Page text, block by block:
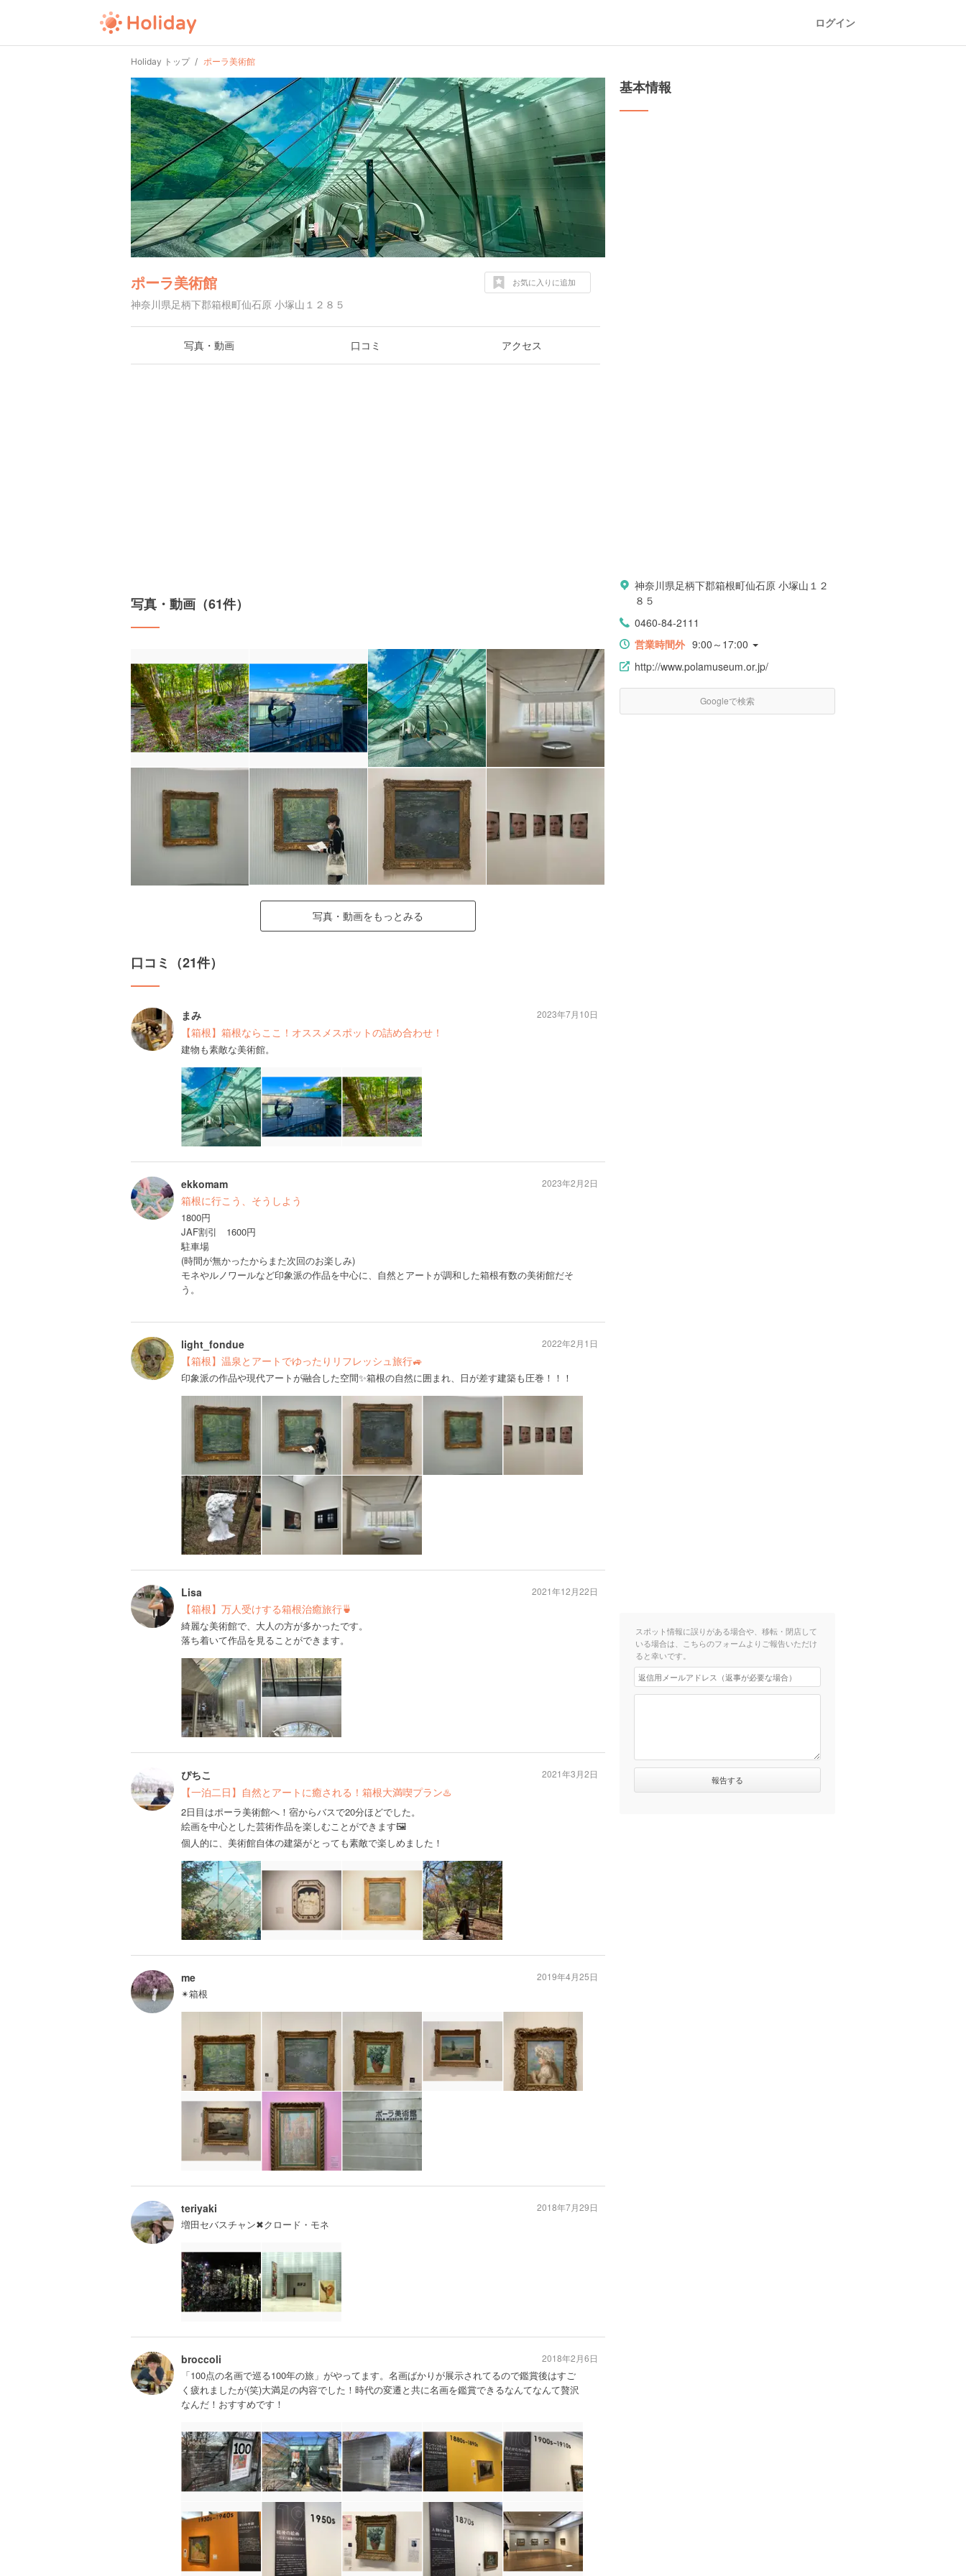
ログイン
Holiday トップ ポーラ美術館
ポーラ美術館
神奈川県足柄下郡箱根町仙石原 小塚山１２８５
お気に入りに追加
写真・動画 口コミ アクセス
写真・動画（61件）
写真・動画をもっとみる
口コミ（21件）
まみ
【箱根】箱根ならここ！オススメスポットの詰め合わせ！
建物も素敵な美術館。
2023年7月10日
ekkomam
箱根に行こう、そうしよう
1800円
JAF割引 1600円
駐車場
(時間が無かったからまた次回のお楽しみ)
モネやルノワールなど印象派の作品を中心に、自然とアートが調和した箱根有数の美術館だそ
う。
2023年2月2日
light_fondue
【箱根】温泉とアートでゆったりリフレッシュ旅行🚙
印象派の作品や現代アートが融合した空間✨箱根の自然に囲まれ、日が差す建築も圧巻！！！
2022年2月1日
Lisa
【箱根】万人受けする箱根治癒旅行🍵
綺麗な美術館で、大人の方が多かったです。
落ち着いて作品を見ることができます。
2021年12月22日
ぴちこ
【一泊二日】自然とアートに癒される！箱根大満喫プラン♨️
2日目はポーラ美術館へ！宿からバスで20分ほどでした。
絵画を中心とした芸術作品を楽しむことができます🖼
個人的に、美術館自体の建築がとっても素敵で楽しめました！
2021年3月2日
me
✴︎箱根
2019年4月25日
teriyaki
増田セバスチャン✖︎クロード・モネ
2018年7月29日
broccoli
「100点の名画で巡る100年の旅」がやってます。名画ばかりが展示されてるので鑑賞後はすご
く疲れましたが(笑)大満足の内容でした！時代の変遷と共に名画を鑑賞できるなんてなんて贅沢
なんだ！おすすめです！
2018年2月6日
基本情報
神奈川県足柄下郡箱根町仙石原 小塚山１２
８５
0460-84-2111
営業時間外 9:00～17:00
http://www.polamuseum.or.jp/
Googleで検索
スポット情報に誤りがある場合や、移転・閉店して
いる場合は、こちらのフォームよりご報告いただけ
ると幸いです。